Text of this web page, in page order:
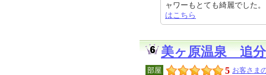
ャワーもとても綺麗でした
はこちら
美ヶ原温泉 追
部屋 5 お客さま